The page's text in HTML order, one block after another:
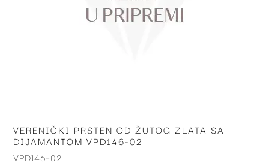
Skip
to
the
VERENIČKI PRSTEN OD ŽUTOG ZLATA SA
DIJAMANTOM VPD146-02
VPD146-02